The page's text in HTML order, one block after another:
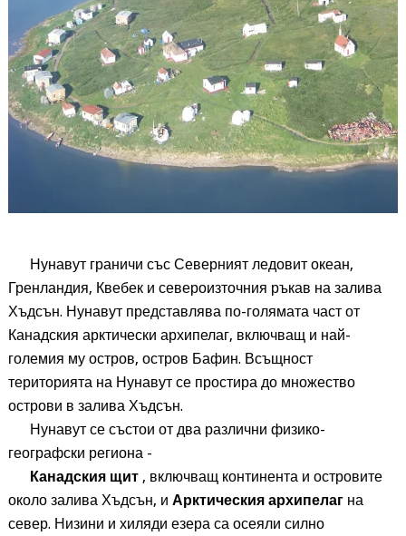
Нунавут граничи със Северният ледовит океан,
Гренландия, Квебек и североизточния ръкав на залива
Хъдсън. Нунавут представлява по-голямата част от
Канадския арктически архипелаг, включващ и най-
големия му остров, остров Бафин. Всъщност
територията на Нунавут се простира до множество
острови в залива Хъдсън.
Нунавут се състои от два различни физико-
географски региона -
Канадския щит, включващ континента и островите
около залива Хъдсън, и Арктическия архипелаг на
север. Низини и хиляди езера са осеяли силно